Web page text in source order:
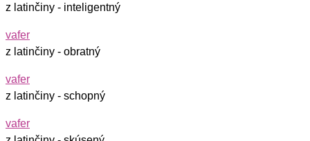
z latinčiny - inteligentný
vafer
z latinčiny - obratný
vafer
z latinčiny - schopný
vafer